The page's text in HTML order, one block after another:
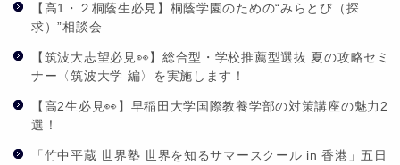
【高1・２桐蔭生必見】桐蔭学園のための“みらとび（探
求）”相談会
【筑波大志望必見👀】総合型・学校推薦型選抜 夏の攻略セミ
ナー〈筑波大学 編〉を実施します！
【高2生必見👀】早稲田大学国際教養学部の対策講座の魅力2
選！
「竹中平蔵 世界塾 世界を知るサマースクール in 香港」五日